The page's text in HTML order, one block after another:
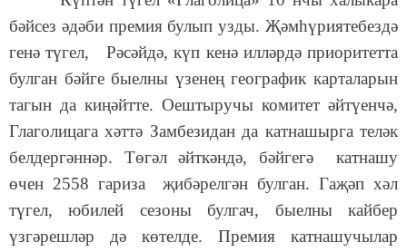
бәйсез әдәби премия булып узды. Җәмһүриятебездә
генә түгел, Рәсәйдә, күп кенә илләрдә приоритетта
булган бәйге быелны үзенең географик карталарын
тагын да киңәйтте. Оештыручы комитет әйтүенчә,
Глаголицага хәттә Замбезидан да катнашырга теләк
белдергәннәр. Төгәл әйткәндә, бәйгегә катнашу
өчен 2558 гариза җибәрелгән булган. Гаҗәп хәл
түгел, юбилей сезоны булгач, быелны кайбер
үзгәрешләр дә көтелде. Премия катнашучылар